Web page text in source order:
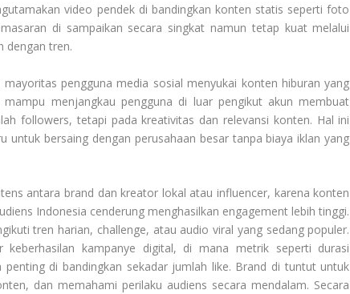
video pendek di bandingkan konten statis seperti foto
di sampaikan secara singkat namun tetap kuat melalui
dengan tren.
pengguna media sosial menyukai konten hiburan yang
menjangkau pengguna di luar pengikut akun membuat
followers, tetapi pada kreativitas dan relevansi konten. Hal ini
untuk bersaing dengan perusahaan besar tanpa biaya iklan yang
antara brand dan kreator lokal atau influencer, karena konten
Indonesia cenderung menghasilkan engagement lebih tinggi.
tren harian, challenge, atau audio viral yang sedang populer.
kampanye digital, di mana metrik seperti durasi
di bandingkan sekadar jumlah like. Brand di tuntut untuk
dan memahami perilaku audiens secara mendalam. Secara